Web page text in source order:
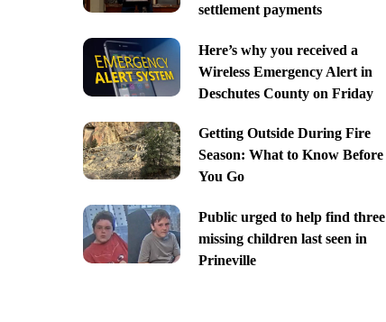
settlement payments
Here’s why you received a
Wireless Emergency Alert in
Deschutes County on Friday
Getting Outside During Fire
Season: What to Know Before
You Go
Public urged to help find three
missing children last seen in
Prineville